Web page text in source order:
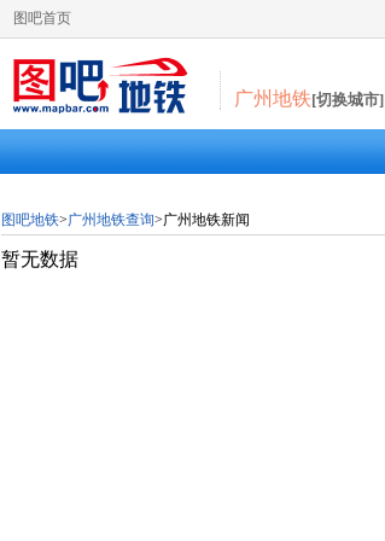
图吧首页
广州地铁[切换城市]
图吧地铁>广州地铁查询>广州地铁新闻
暂无数据